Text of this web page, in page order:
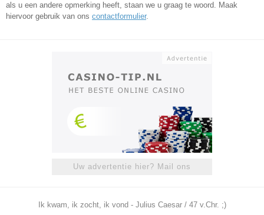
als u een andere opmerking heeft, staan we u graag te woord. Maak
hiervoor gebruik van ons contactformulier.
Uw advertentie hier? Mail ons
Ik kwam, ik zocht, ik vond - Julius Caesar / 47 v.Chr. ;)